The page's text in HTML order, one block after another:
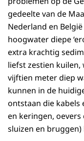
gedeelte van de
Nederland en
hoogwater diepe
extra krachtig
liefst zestien kuilen,
vijftien meter diep
kunnen in de
ontstaan die kabels
en keringen,
sluizen en